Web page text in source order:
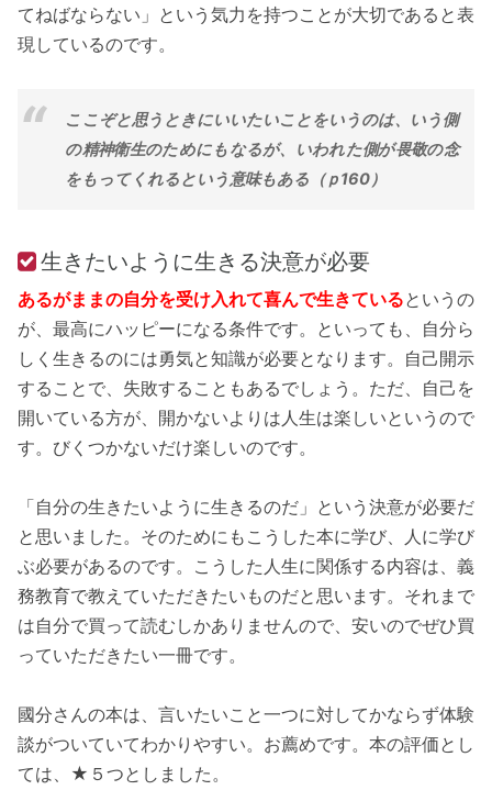
てねばならない」という気力を持つことが大切であると表
現しているのです。
ここぞと思うときにいいたいことをいうのは、いう側
の精神衛生のためにもなるが、いわれた側が畏敬の念
をもってくれるという意味もある（ｐ160）
生きたいように生きる決意が必要
あるがままの自分を受け入れて喜んで生きているというの
が、最高にハッピーになる条件です。といっても、自分ら
しく生きるのには勇気と知識が必要となります。自己開示
することで、失敗することもあるでしょう。ただ、自己を
開いている方が、開かないよりは人生は楽しいというので
す。びくつかないだけ楽しいのです。
「自分の生きたいように生きるのだ」という決意が必要だ
と思いました。そのためにもこうした本に学び、人に学び
ぶ必要があるのです。こうした人生に関係する内容は、義
務教育で教えていただきたいものだと思います。それまで
は自分で買って読むしかありませんので、安いのでぜひ買
っていただきたい一冊です。
國分さんの本は、言いたいこと一つに対してかならず体験
談がついていてわかりやすい。お薦めです。本の評価とし
ては、★５つとしました。